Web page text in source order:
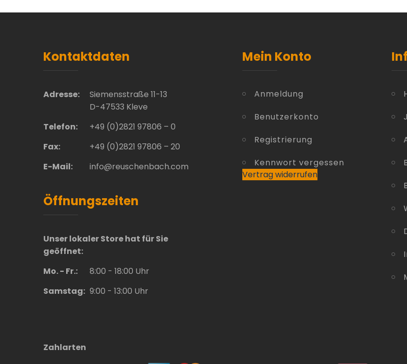
Kontaktdaten
Adresse:
Siemensstraße 11-13
D-47533 Kleve
Telefon:
+49 (0)2821 97806 – 0
Fax:
+49 (0)2821 97806 – 20
E-Mail:
info@reuschenbach.com
Öffnungszeiten
Unser lokaler Store hat für Sie
geöffnet:
Mo. - Fr.:
8:00 - 18:00 Uhr
Samstag: 9:00 - 13:00 Uhr
Mein Konto
Anmeldung
Benutzerkonto
Registrierung
Kennwort vergessen
Vertrag widerrufen
Zahlarten